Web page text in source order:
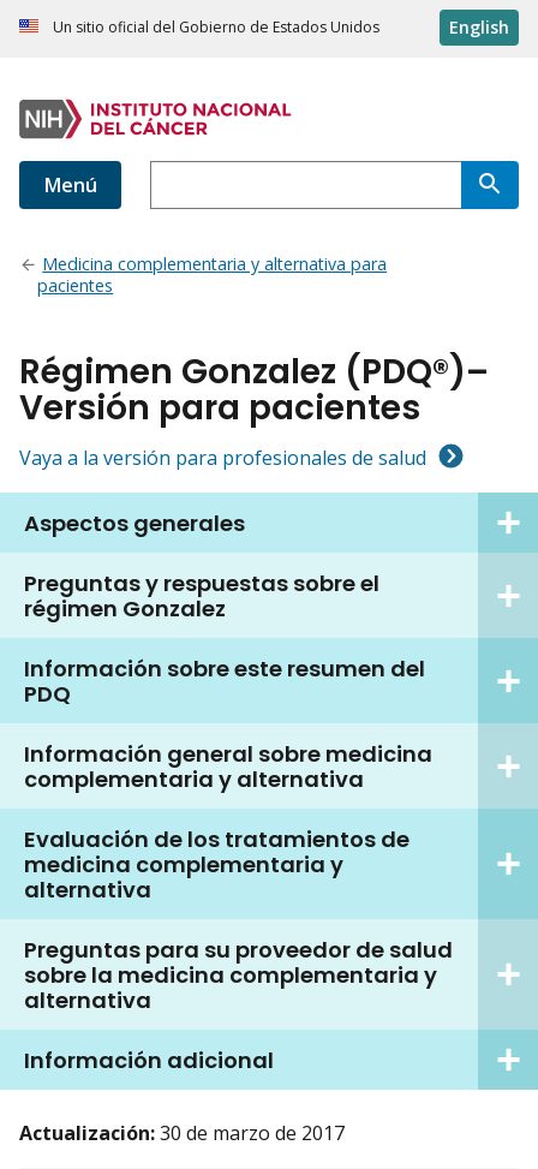
Un sitio oficial del Gobierno de Estados Unidos English
Menú
Medicina complementaria y alternativa para
pacientes
Régimen Gonzalez (PDQ®)–
Versión para pacientes
Vaya a la versión para profesionales de salud
Aspectos generales
Preguntas y respuestas sobre el
régimen Gonzalez
Información sobre este resumen del
PDQ
Información general sobre medicina
complementaria y alternativa
Evaluación de los tratamientos de
medicina complementaria y
alternativa
Preguntas para su proveedor de salud
sobre la medicina complementaria y
alternativa
Información adicional
Actualización:30 de marzo de 2017